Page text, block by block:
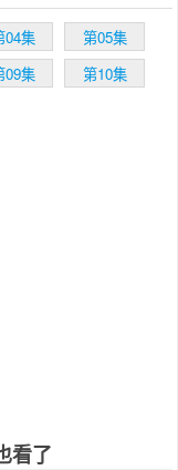
04集
第05集
09集 第10集
看了